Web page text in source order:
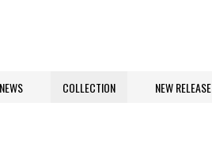
NEWS COLLECTION NEW RELEASE